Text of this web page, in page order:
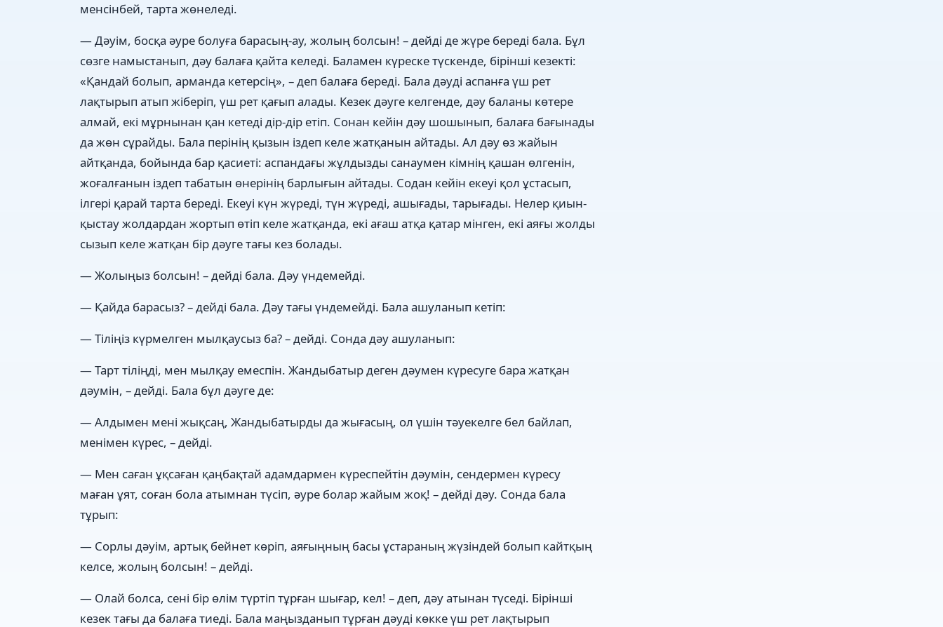
менсінбей, тарта жөнеледі.
— Дәуім, босқа әуре болуға барасың-ау, жолың болсын! – дейді де жүре береді бала. Бұл
сөзге намыстанып, дәу балаға қайта келеді. Баламен күреске түскенде, бірінші кезекті:
«Қандай болып, арманда кетерсің», – деп балаға береді. Бала дәуді аспанға үш рет
лақтырып атып жіберіп, үш рет қағып алады. Кезек дәуге келгенде, дәу баланы көтере
алмай, екі мұрнынан қан кетеді дір-дір етіп. Сонан кейін дәу шошынып, балаға бағынады
да жөн сұрайды. Бала перінің қызын іздеп келе жатқанын айтады. Ал дәу өз жайын
айтқанда, бойында бар қасиеті: аспандағы жұлдызды санаумен кімнің қашан өлгенін,
жоғалғанын іздеп табатын өнерінің барлығын айтады. Содан кейін екеуі қол ұстасып,
ілгері қарай тарта береді. Екеуі күн жүреді, түн жүреді, ашығады, тарығады. Нелер қиын-
қыстау жолдардан жортып өтіп келе жатқанда, екі ағаш атқа қатар мінген, екі аяғы жолды
сызып келе жатқан бір дәуге тағы кез болады.
— Жолыңыз болсын! – дейді бала. Дәу үндемейді.
— Қайда барасыз? – дейді бала. Дәу тағы үндемейді. Бала ашуланып кетіп:
— Тіліңіз күрмелген мылқаусыз ба? – дейді. Сонда дәу ашуланып:
— Тарт тіліңді, мен мылқау емеспін. Жандыбатыр деген дәумен күресуге бара жатқан
дәумін, – дейді. Бала бұл дәуге де:
— Алдымен мені жықсаң, Жандыбатырды да жығасың, ол үшін тәуекелге бел байлап,
менімен күрес, – дейді.
— Мен саған ұқсаған қаңбақтай адамдармен күреспейтін дәумін, сендермен күресу
маған ұят, соған бола атымнан түсіп, әуре болар жайым жоқ! – дейді дәу. Сонда бала
тұрып:
— Сорлы дәуім, артық бейнет көріп, аяғыңның басы ұстараның жүзіндей болып кайтқың
келсе, жолың болсын! – дейді.
— Олай болса, сені бір өлім түртіп тұрған шығар, кел! – деп, дәу атынан түседі. Бірінші
кезек тағы да балаға тиеді. Бала маңызданып тұрған дәуді көкке үш рет лақтырып